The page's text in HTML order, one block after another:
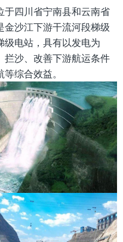
于四川省宁南县和云南省
金沙江下游干流河段梯级
级电站，具有以发电为
拦沙、改善下游航运条件
综合效益。